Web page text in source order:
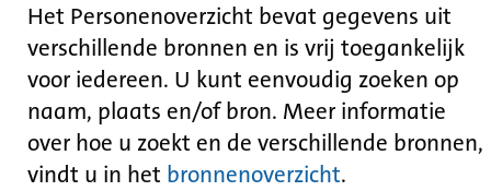
Het Personenoverzicht bevat gegevens uit
verschillende bronnen en is vrij toegankelijk
voor iedereen. U kunt eenvoudig zoeken op
naam, plaats en/of bron. Meer informatie
over hoe u zoekt en de verschillende bronnen,
vindt u in het bronnenoverzicht.